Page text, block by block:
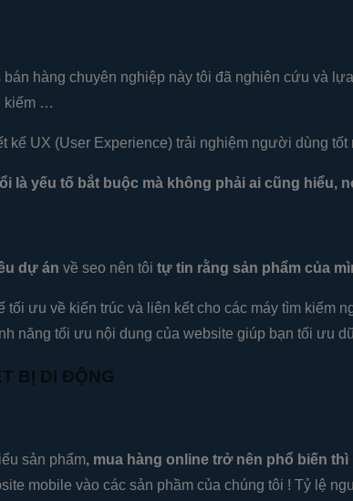
hàng chuyên nghiệp này tôi đã nghiên cứu và
kiếm …
UX (User Experience) trải nghiệm người dùng tốt
là yếu tố bắt buộc mà không phải ai cũng hiểu,
dự án về seo nên tôi tự tin rằng sản phẩm của
ưu về kiến trúc và liên kết cho các máy tìm kiếm
năng tối ưu nội dung của website giúp bạn tối ưu
BỊ DI ĐỘNG
sản phẩm, mua hàng online trở nên phổ biến
mobile vào các sản phầm của chúng tôi ! Tỷ lệ